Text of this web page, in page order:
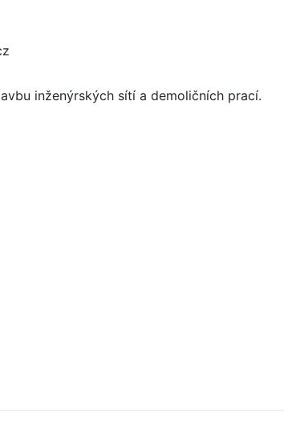
inženýrských sítí a demoličních prací.